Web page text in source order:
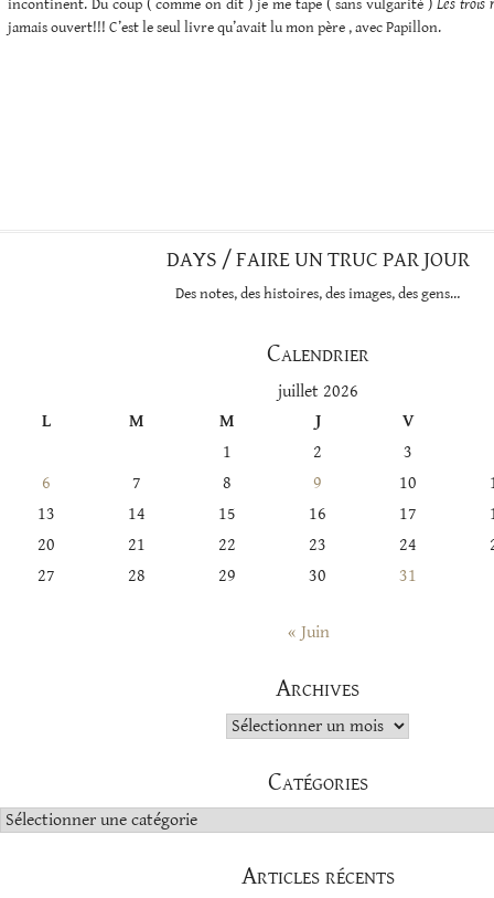
incontinent. Du coup ( comme on dit ) je me tape ( sans vulgarité ) Les trois
jamais ouvert!!! C’est le seul livre qu’avait lu mon père , avec Papillon.
DAYS / FAIRE UN TRUC PAR JOUR
Des notes, des histoires, des images, des gens…
Calendrier
juillet 2026
L
M M J
V
1
2
3
6
7 8 9 10
13
14 15 16 17
20
21 22 23 24
27
28 29 30 31
« Juin
Archives
Archives
Catégories
Catégories
Articles récents